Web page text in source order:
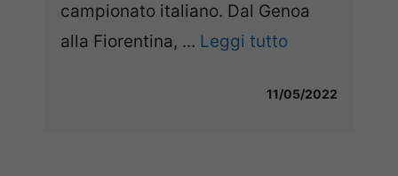
campionato italiano. Dal Genoa
alla Fiorentina, ... Leggi tutto
11/05/2022